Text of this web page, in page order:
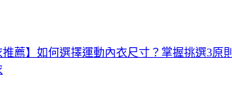
推薦】如何選擇運動內衣尺寸？掌握挑選3原則